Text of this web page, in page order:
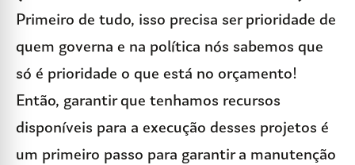
Primeiro de tudo, isso precisa ser prioridade de
quem governa e na política nós sabemos que
só é prioridade o que está no orçamento!
Então, garantir que tenhamos recursos
disponíveis para a execução desses projetos é
um primeiro passo para garantir a manutenção